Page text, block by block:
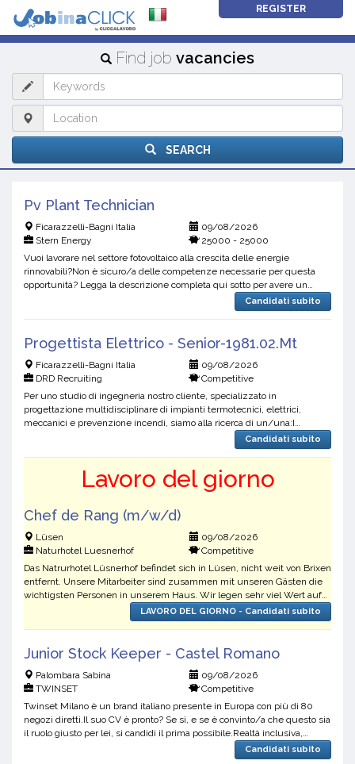
REGISTER
Find job vacancies
SEARCH
Pv Plant Technician
Ficarazzelli-Bagni Italia
09/08/2026
Stern Energy
25000 - 25000
Vuoi lavorare nel settore fotovoltaico alla crescita delle energie
rinnovabili?Non è sicuro/a delle competenze necessarie per questa
opportunità? Legga la descrizione completa qui sotto per avere un
Candidati subito
Progettista Elettrico - Senior-1981.02.Mt
Ficarazzelli-Bagni Italia
09/08/2026
DRD Recruiting
Competitive
Per uno studio di ingegneria nostro cliente, specializzato in
progettazione multidisciplinare di impianti termotecnici, elettrici,
meccanici e prevenzione incendi, siamo alla ricerca di un/una:I
candidati sono invitati a leggere attentamente tutti gl...Candidati subito
Lavoro del giorno
Chef de Rang (m/w/d)
Lüsen
09/08/2026
Naturhotel Luesnerhof
Competitive
Das Natrurhotel Lüsnerhof befindet sich in Lüsen, nicht weit von Brixen
entfernt. Unsere Mitarbeiter sind zusammen mit unseren Gästen die
wichtigsten Personen in unserem Haus. Wir legen sehr viel Wert auf
die das Wohlbefinden unseres Teams liegen ...LAVORO DEL GIORNO - Candidati subito
Junior Stock Keeper - Castel Romano
Palombara Sabina
09/08/2026
TWINSET
Competitive
Twinset Milano è un brand italiano presente in Europa con più di 80
negozi diretti.Il suo CV è pronto? Se sì, e se è convinto/a che questo sia
il ruolo giusto per lei, si candidi il prima possibile.Realtà inclusiva,
Candidati subito